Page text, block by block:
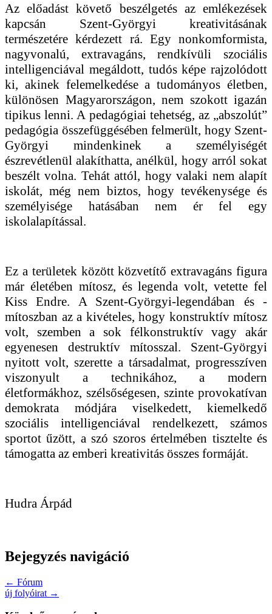
Az előadást követő beszélgetés az emlékezések
kapcsán Szent-Györgyi kreativitásának
természetére kérdezett rá. Egy nonkomformista,
nagyvonalú, extravagáns, rendkívüli szociális
intelligenciával megáldott, tudós képe rajzolódott
ki, akinek felemelkedése a tudományos életben,
különösen Magyarországon, nem szokott igazán
tipikus lenni. A pedagógiai tehetség, az „abszolút”
pedagógia összefüggésében felmerült, hogy Szent-
Györgyi mindenkinek a személyiségét
észrevétlenül alakíthatta, anélkül, hogy arról sokat
beszélt volna. Tehát attól, hogy valaki nem alapít
iskolát, még nem biztos, hogy tevékenysége és
személyisége hatásában nem ér fel egy
iskolalapítással.
Ez a területek között közvetítő extravagáns figura
már életében mítosz, és legenda volt, vetette fel
Kiss Endre. A Szent-Györgyi-legendában és -
mítoszban az a kivételes, hogy konstruktív mítosz
volt, szemben a sok félkonstruktív vagy akár
egyenesen destruktív mítosszal. Szent-Györgyi
nyitott volt, szerette a társadalmat, progresszíven
viszonyult a technikához, a modern
életformákhoz, szélsőségesen, szinte provokatívan
demokrata módjára viselkedett, kiemelkedő
szociális intelligenciával rendelkezett, számos
sportot űzött, a szó szoros értelmében tisztelte és
támogatta az emberi kreativitás összes formáját.
Hudra Árpád
Bejegyzés navigáció
← Fórum
új folyóirat →